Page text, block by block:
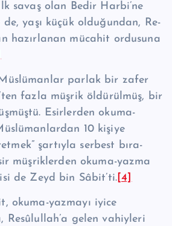
savaş olan Bedir Harbi’ne
de, yaşı küçük olduğundan, Re­
hazırlanan mücahit ordusuna
Müslümanlar parlak bir zafer
faz­la müşrik öldürülmüş, bir
Esirlerden okuma-
10 kişiye
şartıyla serbest bıra­
müşriklerden okuma-yazma
de Zeyd bin Sâbit’ti. [4]
okuma-yazmayı iyice
Re­sû­lul­lah’a ge­len vahiyleri